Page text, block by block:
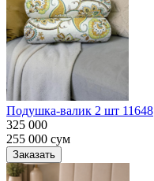
Подушка-валик 2 шт 11648
325 000
255 000 сум
Заказать